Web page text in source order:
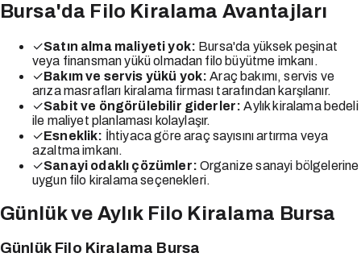
Bursa'da Filo Kiralama Avantajları
✓Satın alma maliyeti yok: Bursa'da yüksek peşinat
veya finansman yükü olmadan filo büyütme imkanı.
✓Bakım ve servis yükü yok: Araç bakımı, servis ve
arıza masrafları kiralama firması tarafından karşılanır.
✓Sabit ve öngörülebilir giderler: Aylık kiralama bedeli
ile maliyet planlaması kolaylaşır.
✓Esneklik: İhtiyaca göre araç sayısını artırma veya
azaltma imkanı.
✓Sanayi odaklı çözümler: Organize sanayi bölgelerine
uygun filo kiralama seçenekleri.
Günlük ve Aylık Filo Kiralama Bursa
Günlük Filo Kiralama Bursa